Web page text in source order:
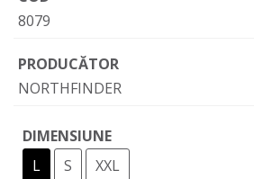
8079
PRODUCĂTOR
NORTHFINDER
DIMENSIUNE
L
S XXL